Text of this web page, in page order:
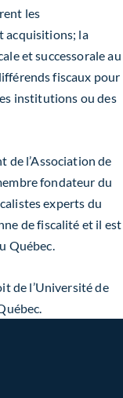
les
acquisitions; la
et successorale au
fiscaux pour
institutions ou des
de l’Association de
fondateur du
experts du
de fiscalité et il est
Québec.
de l’Université de